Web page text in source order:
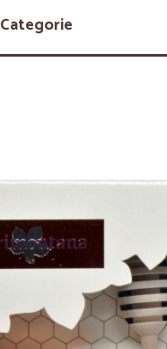
Categorie